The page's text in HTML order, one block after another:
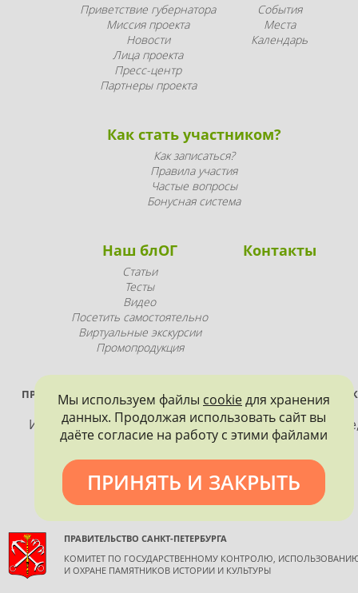
Приветствие губернатора
Миссия проекта
Новости
Лица проекта
Пресс-центр
Партнеры проекта
События
Места
Календарь
Как стать участником?
Как записаться?
Правила участия
Частые вопросы
Бонусная система
Наш блОГ
Статьи
Тесты
Видео
Посетить самостоятельно
Виртуальные экскурсии
Промопродукция
Контакты
ПРОЕКТ РЕАЛИЗУЕТСЯ ПРИ ПОДДЕРЖКЕ ПРАВИТЕЛЬСТВА
ПЕТЕРБУРГА
Использование материалов, размещенных на
допускается только с согласия правообладателя и
обязательной ссылкой на источник информации.
ПРАВИТЕЛЬСТВО САНКТ-ПЕТЕРБУРГА
КОМИТЕТ ПО ГОСУДАРСТВЕННОМУ КОНТРОЛЮ,
И ОХРАНЕ ПАМЯТНИКОВ ИСТОРИИ И КУЛЬТУРЫ
Мы используем файлы cookieдля хранения
данных. Продолжая использовать сайт вы
даёте согласие на работу с этими файлами
ПРИНЯТЬ И ЗАКРЫТЬ